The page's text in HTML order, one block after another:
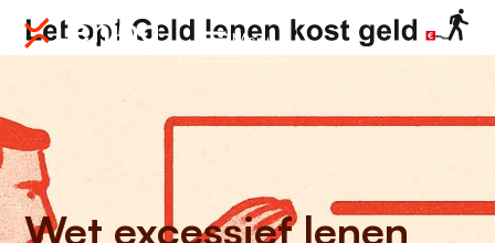
Menu
Wet excessief lenen